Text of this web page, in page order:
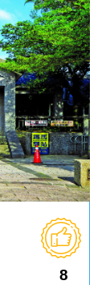
8